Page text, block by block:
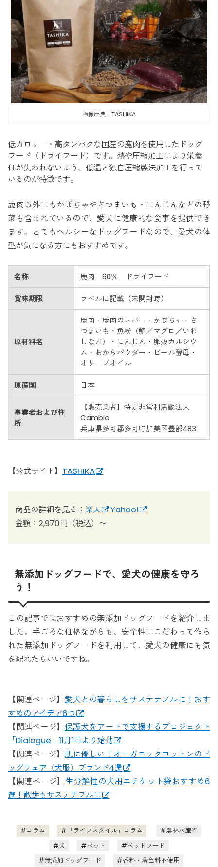
画像出典：TASHIKA
低カロリー・高タンパクな国産の鹿肉を使用したドッグ
フード（ドライフード）です。熱や圧縮加工により栄養
価が失われないよう、低温と独自圧縮製法加工を行って
いるのが特徴です。
鹿肉以外にもかぼちゃやさつまいも・にんじんなどの野
菜も含まれているので、愛犬に健康的な食事を提供でき
ます。とてもヘルシーなドッグフードなので、愛犬の体
型が気になる方にもおすすめです。
名称 鹿肉 60％ ドライフード
賞味期限 ラベルに記載（未開封時）
原材料名
鹿肉・鹿肉のレバー・かぼちゃ・さ
つまいも・魚粉（鯖／マグロ／いわ
しなど）・にんじん・卵殻カルシウ
ム・おからパウダー・ビール酵母・
オリーブオイル
原産国 日本
事業者および住
所
【販売業者】特定非営利活動法人
Cambio
兵庫県多可郡多可町加美区豊部483
【公式サイト】 TASHIKA
商品の詳細を見る： 楽天
Yahoo!
金額：2,970円（税込）〜
無添加ドッグフードで、愛犬の健康を守ろ
う！
この記事ではおすすめの無添加ドッグフードを紹介しま
した。手ごろな価格ながらも、安全性にこだわって作ら
れた無添加ドッグフードを利用して、愛犬の健康にも気
を配れたらいいですね。
【関連ページ】 愛犬との暮らしをサステナブルに！おす
すめのアイデア6つ
【関連ページ】 保護犬をアートで支援するプロジェクト
「Dialogue」11月1日より始動
【関連ページ】 肌に優しい！オーガニックコットンのド
ッグウェア（犬服）ブランド4選
【関連ページ】 生分解性の犬用エチケット袋おすすめ6
選！散歩もサステナブルに
コラム 「ライフスタイル」コラム
農林水産省
犬
ペット
ペットフード
無添加ドッグフード
香料・着色料不使用